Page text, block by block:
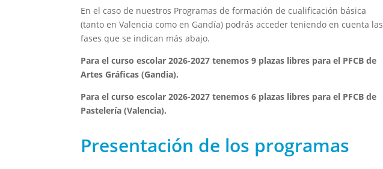
En el caso de nuestros Programas de formación de cualificación básica
(tanto en Valencia como en Gandía) podrás acceder teniendo en cuenta las
fases que se indican más abajo.
Para el curso escolar 2026-2027 tenemos 9 plazas libres para el PFCB de
Artes Gráficas (Gandia).
Para el curso escolar 2026-2027 tenemos 6 plazas libres para el PFCB de
Pastelería (Valencia).
Presentación de los programas